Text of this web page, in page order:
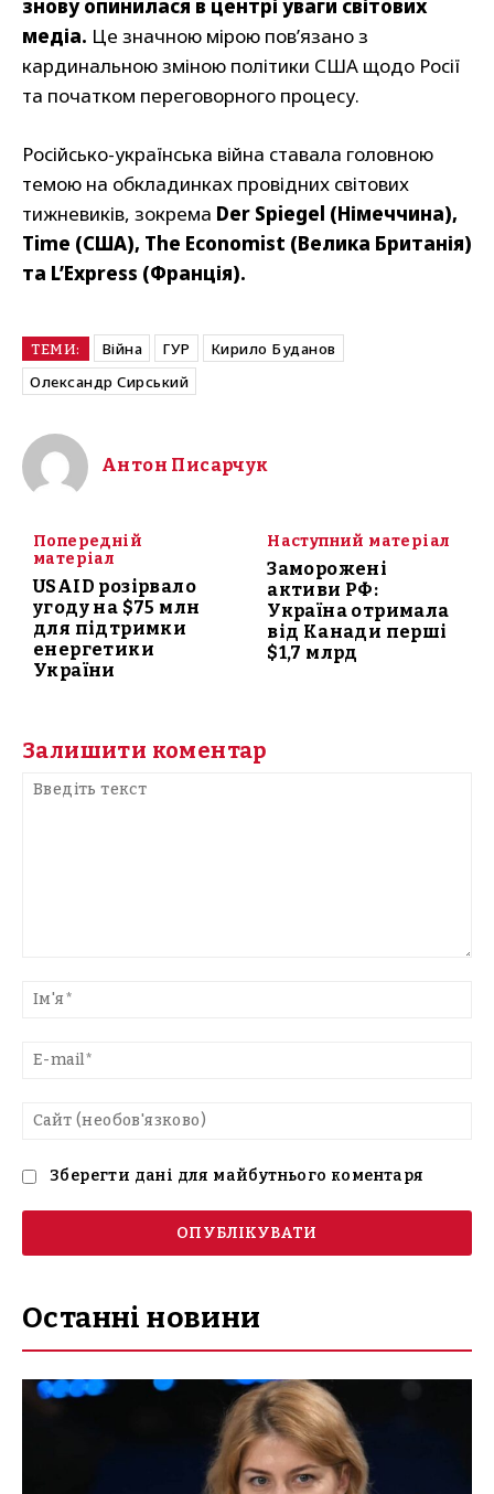
знову опинилася в центрі уваги світових
медіа. Це значною мірою пов’язано з
кардинальною зміною політики США щодо Росії
та початком переговорного процесу.
Російсько-українська війна ставала головною
темою на обкладинках провідних світових
тижневиків, зокрема Der Spiegel (Німеччина),
Time (США), The Economist (Велика Британія)
та L’Express (Франція).
ТЕМИ: Війна ГУР
Кирило Буданов
Олександр Сирський
Антон Писарчук
Попередній
матеріал
USAID розірвало
угоду на $75 млн
для підтримки
енергетики
України
Наступний матеріал
Заморожені
активи РФ:
Україна отримала
від Канади перші
$1,7 млрд
Залишити коментар
текст
Зберегти дані для майбутнього коментаря
Останні новини